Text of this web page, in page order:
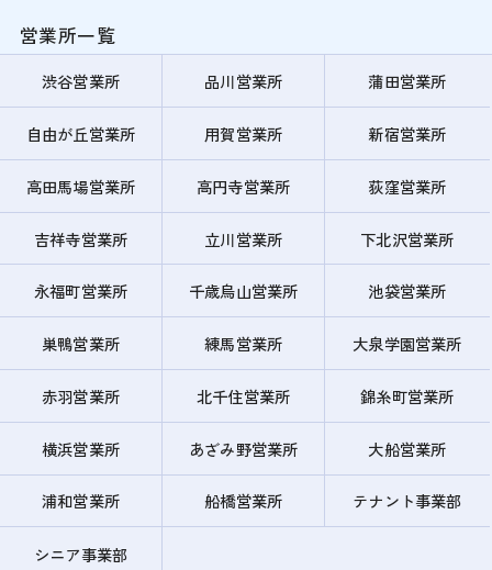
営業所一覧
渋谷営業所 品川営業所 蒲田営業所
自由が丘営業所 用賀営業所 新宿営業所
高田馬場営業所 高円寺営業所 荻窪営業所
吉祥寺営業所 立川営業所 下北沢営業所
永福町営業所 千歳烏山営業所 池袋営業所
巣鴨営業所 練馬営業所 大泉学園営業所
赤羽営業所 北千住営業所 錦糸町営業所
横浜営業所 あざみ野営業所 大船営業所
浦和営業所 船橋営業所 テナント事業部
シニア事業部